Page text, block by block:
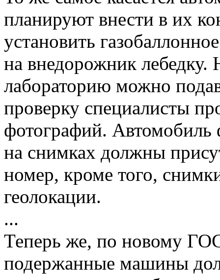
планируют внести в их
установить
на внедорожник
лабораторию можно
проверку специалисты
фотографий. Автомобиль
на снимках должны
номер, кроме того,
геолокации.
...
Теперь же, по новому
подержанные машины